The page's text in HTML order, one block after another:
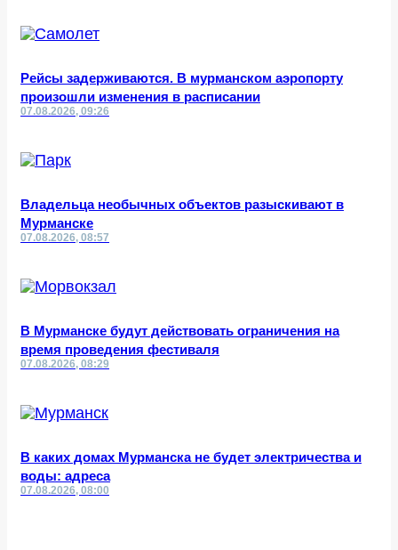
Рейсы задерживаются. В мурманском аэропорту
произошли изменения в расписании
07.08.2026, 09:26
Владельца необычных объектов разыскивают в
Мурманске
07.08.2026, 08:57
В Мурманске будут действовать ограничения на
время проведения фестиваля
07.08.2026, 08:29
В каких домах Мурманска не будет электричества и
воды: адреса
07.08.2026, 08:00